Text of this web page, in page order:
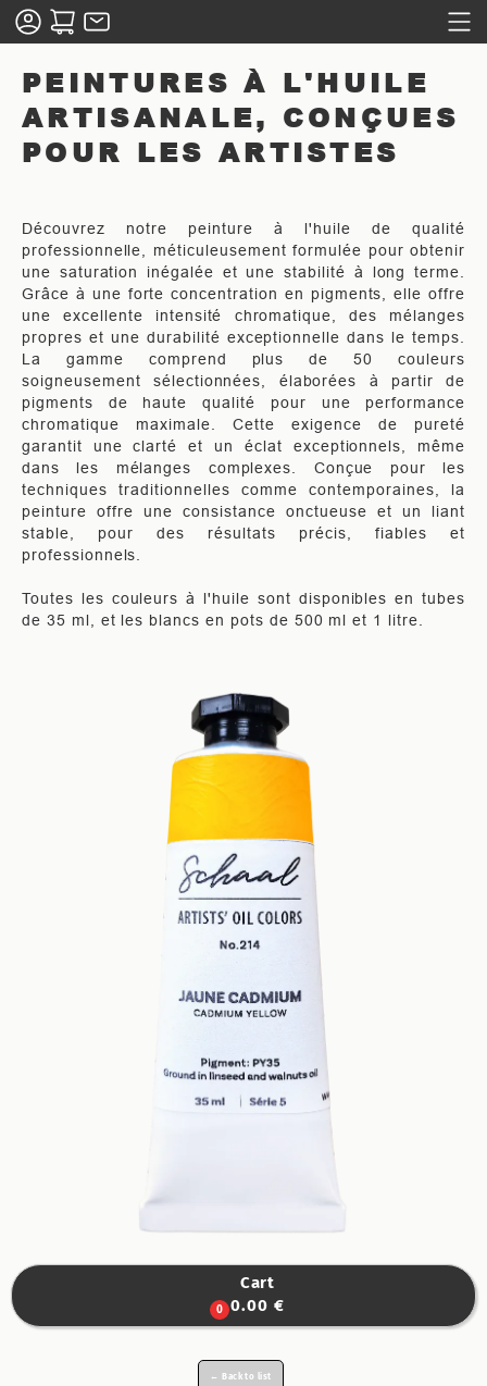
PEINTURES À L'HUILE
ARTISANALE, CONÇUES
POUR LES ARTISTES
Découvrez notre peinture à l'huile de qualité
professionnelle, méticuleusement formulée pour obtenir
une saturation inégalée et une stabilité à long terme.
Grâce à une forte concentration en pigments, elle offre
une excellente intensité chromatique, des mélanges
propres et une durabilité exceptionnelle dans le temps.
La gamme comprend plus de 50 couleurs
soigneusement sélectionnées, élaborées à partir de
pigments de haute qualité pour une performance
chromatique maximale. Cette exigence de pureté
garantit une clarté et un éclat exceptionnels, même
dans les mélanges complexes. Conçue pour les
techniques traditionnelles comme contemporaines, la
peinture offre une consistance onctueuse et un liant
stable, pour des résultats précis, fiables et
professionnels.
Toutes les couleurs à l'huile sont disponibles en tubes
de 35 ml, et les blancs en pots de 500 ml et 1 litre.
0
Cart
0.00 €
← Back to list